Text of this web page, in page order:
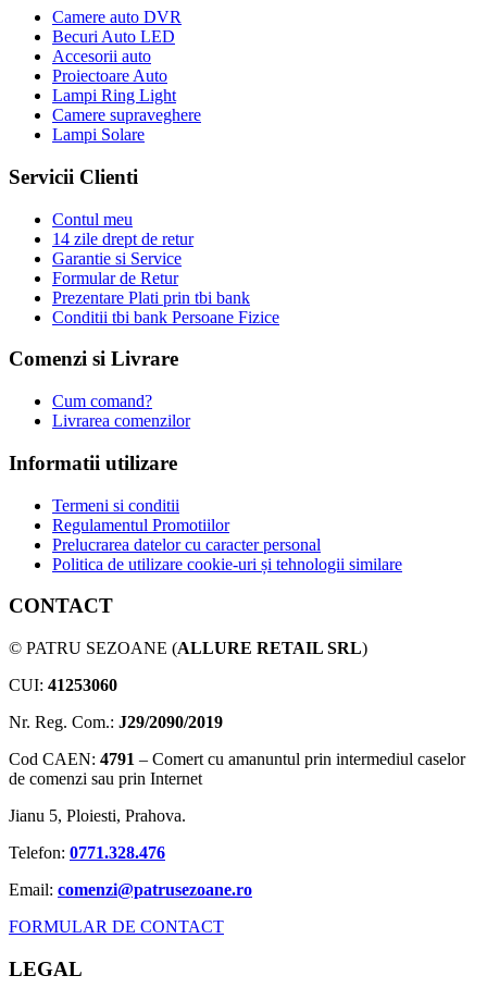
Camere auto DVR
Becuri Auto LED
Accesorii auto
Proiectoare Auto
Lampi Ring Light
Camere supraveghere
Lampi Solare
Servicii Clienti
Contul meu
14 zile drept de retur
Garantie si Service
Formular de Retur
Prezentare Plati prin tbi bank
Conditii tbi bank Persoane Fizice
Comenzi si Livrare
Cum comand?
Livrarea comenzilor
Informatii utilizare
Termeni si conditii
Regulamentul Promotiilor
Prelucrarea datelor cu caracter personal
Politica de utilizare cookie-uri și tehnologii similare
CONTACT
© PATRU SEZOANE (ALLURE RETAIL SRL)
CUI: 41253060
Nr. Reg. Com.: J29/2090/2019
Cod CAEN: 4791 – Comert cu amanuntul prin intermediul caselor
de comenzi sau prin Internet
Jianu 5, Ploiesti, Prahova.
Telefon: 0771.328.476
Email: comenzi@patrusezoane.ro
FORMULAR DE CONTACT
LEGAL